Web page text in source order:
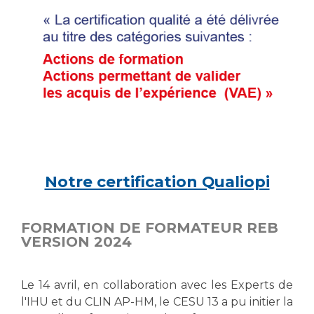
Transports sanitaires
Vos droits, vos devoirs
Handicap
Accueil sourds et malentendants
Charte Romain Jacob
Écoles et Instituts de Formation
Réseaux de soins
Adresser un examen au Laboratoire de Biologie
Cancérologie
Notre certification Qualiopi
FORMATION DE FORMATEUR REB
VERSION 2024
Le 14 avril, en collaboration avec les Experts de
l'IHU et du CLIN AP-HM, le CESU 13 a pu initier la